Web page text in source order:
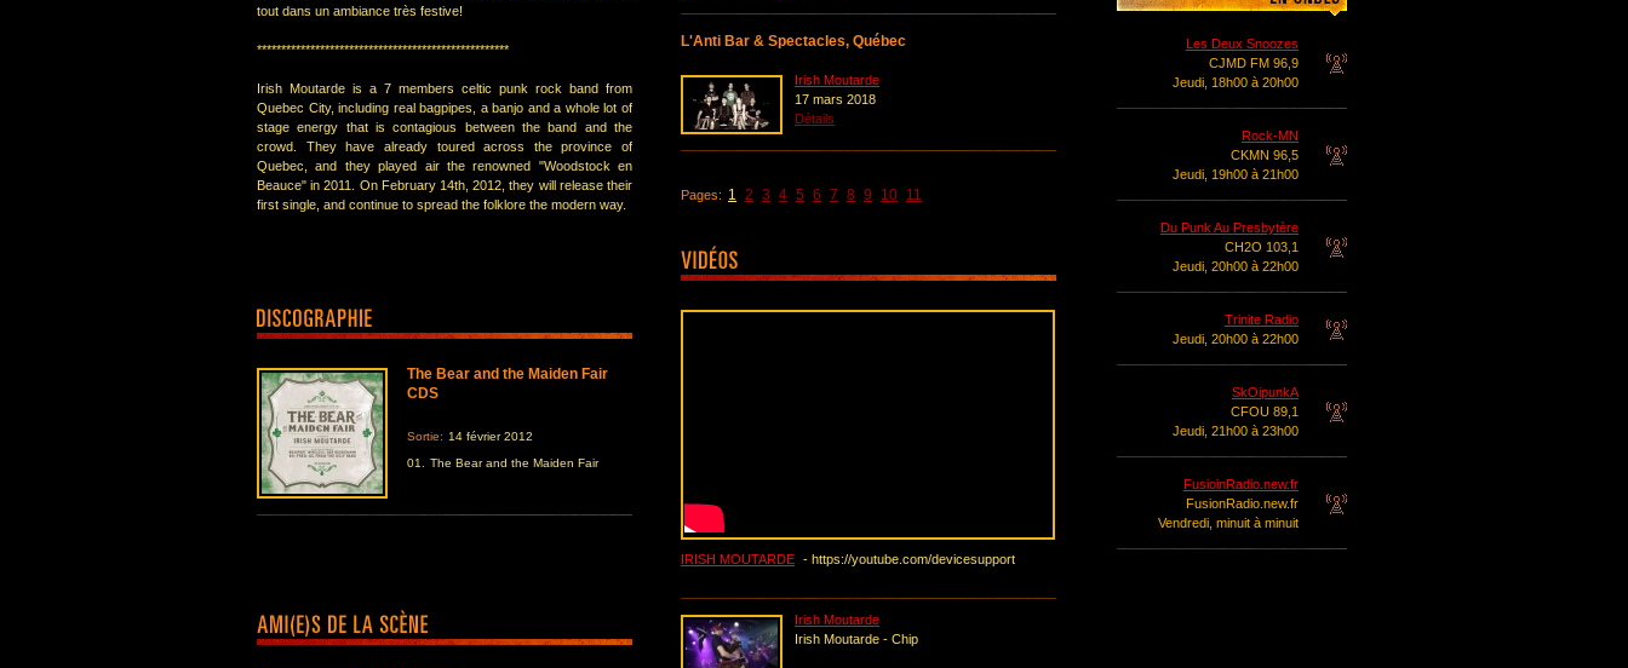
tout dans un ambiance très festive!
****************************************************
Irish Moutarde is a 7 members celtic punk rock band from
Quebec City, including real bagpipes, a banjo and a whole lot of
stage energy that is contagious between the band and the
crowd. They have already toured across the province of
Quebec, and they played air the renowned "Woodstock en
Beauce" in 2011. On February 14th, 2012, they will release their
first single, and continue to spread the folklore the modern way.
The Bear and the Maiden Fair
CDS
Sortie: 14 février 2012
01.
The Bear and the Maiden Fair
L'Anti Bar & Spectacles, Québec
Irish Moutarde
17 mars 2018
Détails
Pages: 1 2 3 4 5 6 7 8 9 10 11
IRISH MOUTARDE - https://youtube.com/devicesupport
Irish Moutarde
Irish Moutarde - Chip
Les Deux Snoozes
CJMD FM 96,9
Jeudi, 18h00 à 20h00
Rock-MN
CKMN 96,5
Jeudi, 19h00 à 21h00
Du Punk Au Presbytère
CH2O 103,1
Jeudi, 20h00 à 22h00
Trinite Radio
Jeudi, 20h00 à 22h00
SkOipunkA
CFOU 89,1
Jeudi, 21h00 à 23h00
FusioinRadio.new.fr
FusionRadio.new.fr
Vendredi, minuit à minuit